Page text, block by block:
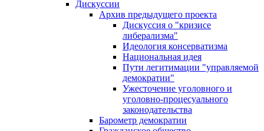
Дискуссии
Архив предыдущего проекта
Дискуссия о "кризисе
либерализма"
Идеология консерватизма
Национальная идея
Пути легитимации "управляемой
демократии"
Ужесточение уголовного и
уголовно-процесуального
законодательства
Барометр демократии